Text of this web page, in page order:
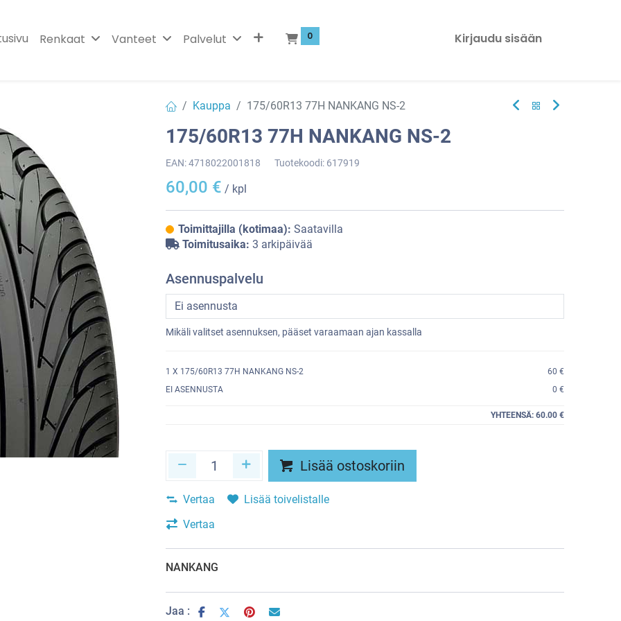
Renkaat Vanteet Palvelut 0 Kirjaudu sisään
Kauppa 175/60R13 77H NANKANG NS-2
175/60R13 77H NANKANG NS-2
EAN:4718022001818 Tuotekoodi: 617919
60,00 € / kpl
Toimittajilla (kotimaa): Saatavilla
Toimitusaika: 3 arkipäivää
Asennuspalvelu
Mikäli valitset asennuksen, pääset varaamaan ajan kassalla
1 X 175/60R13 77H NANKANG NS-2
60 €
EI ASENNUSTA
0 €
YHTEENSÄ: 60.00 €
Lisää ostoskoriin
Vertaa
Lisää toivelistalle
Vertaa
NANKANG
Jaa :